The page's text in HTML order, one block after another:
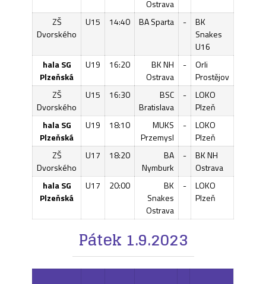
Ostrava
ZŠ
Dvorského
U15 14:40 BA Sparta -
BK
Snakes
U16
hala SG
Plzeňská
U19 16:20
BK NH
Ostrava
-
Orli
Prostějov
ZŠ
Dvorského
U15 16:30
BSC
Bratislava
-
LOKO
Plzeň
hala SG
Plzeňská
U19 18:10
MUKS
Przemysl
-
LOKO
Plzeň
ZŠ
Dvorského
U17 18:20
BA
Nymburk
-
BK NH
Ostrava
hala SG
Plzeňská
U17 20:00
BK
Snakes
Ostrava
-
LOKO
Plzeň
Pátek 1.9.2023